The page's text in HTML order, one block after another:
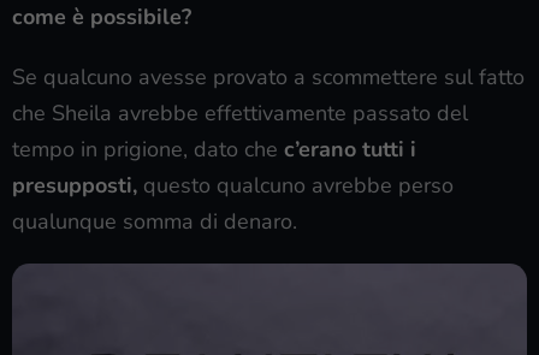
come è possibile?
Se qualcuno avesse provato a scommettere sul fatto
che Sheila avrebbe effettivamente passato del
tempo in prigione, dato che c’erano tutti i
presupposti, questo qualcuno avrebbe perso
qualunque somma di denaro.